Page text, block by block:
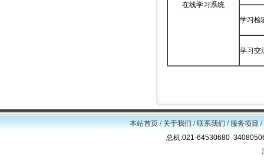
在线学习系统
学习检
学习交
本站首页/关于我们/联系我们/服务项目/
总机:021-64530680